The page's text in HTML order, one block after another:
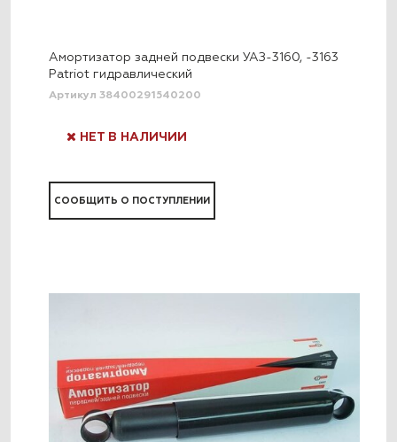
Амортизатор задней подвески УАЗ-3160, -3163
Patriot гидравлический
Артикул 38400291540200
НЕТ В НАЛИЧИИ
СООБЩИТЬ О ПОСТУПЛЕНИИ